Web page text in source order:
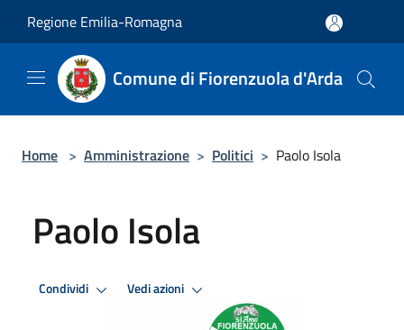
Regione Emilia-Romagna
Comune di Fiorenzuola d'Arda
Home > Amministrazione > Politici > Paolo Isola
Paolo Isola
Condividi Vedi azioni